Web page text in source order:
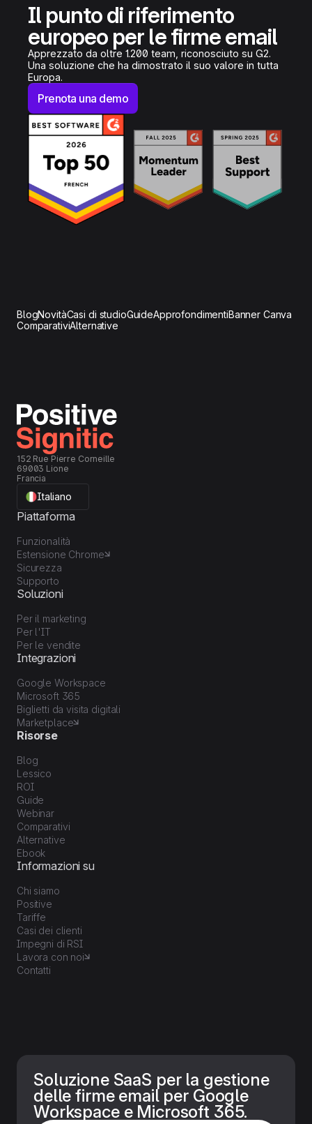
Il punto di riferimento
europeo per le firme email
Apprezzato da oltre 1.200 team, riconosciuto su G2.
Una soluzione che ha dimostrato il suo valore in tutta
Europa.
Prenota una demo
BlogNovitàCasi di studioGuideApprofondimentiBanner Canva
ComparativiAlternative
152 Rue Pierre Corneille
69003 Lione
Francia
Italiano
Piattaforma
Funzionalità
Estensione Chrome
Sicurezza
Supporto
Soluzioni
Per il marketing
Per l'IT
Per le vendite
Integrazioni
Google Workspace
Microsoft 365
Biglietti da visita digitali
Marketplace
Risorse
Blog
Lessico
ROI
Guide
Webinar
Comparativi
Alternative
Ebook
Informazioni su
Chi siamo
Positive
Tariffe
Casi dei clienti
Impegni di RSI
Lavora con noi
Contatti
Soluzione SaaS per la gestione
delle firme email per Google
Workspace e Microsoft 365.